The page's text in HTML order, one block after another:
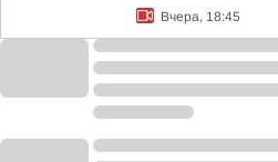
Вчера, 18:45